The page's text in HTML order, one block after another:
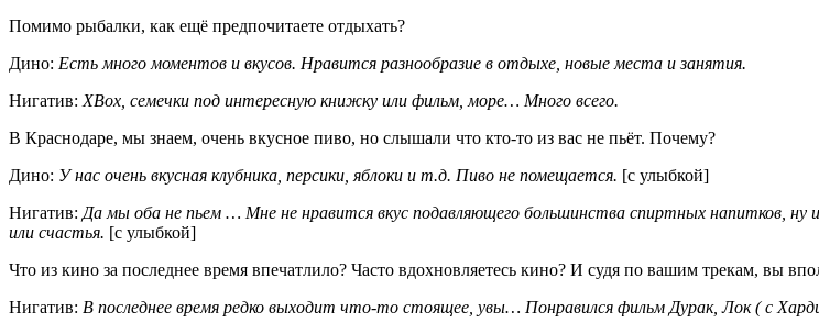
Помимо рыбалки, как ещё предпочитаете отдыхать?
Дино: Есть много моментов и вкусов. Нравится разнообразие в отдыхе, новые места и занятия.
Нигатив: XBox, семечки под интересную книжку ил­и фильм, море… Много всего.
В Краснодаре, мы знаем, очень вкусное пиво, но слышали что кто-то из вас не пьёт. Почему?
Дино: У нас очень вкусная клубника, персики, яблоки и т.д. Пиво не помещается. [с улыбкой]
Нигатив:Да мы оба не пьем … Мне не нравится ­вкус подавляющего большинства спиртных н­апитков,
или счасть­я. [с улыбкой]
Что из кино за последнее время впечатлило? Часто вдохновляетесь кино? И судя по вашим трекам, вы
Нигатив: В последнее время редко выходит что-то ­стоящее, увы… Понравился фильм Дурак, ­Лок ( с